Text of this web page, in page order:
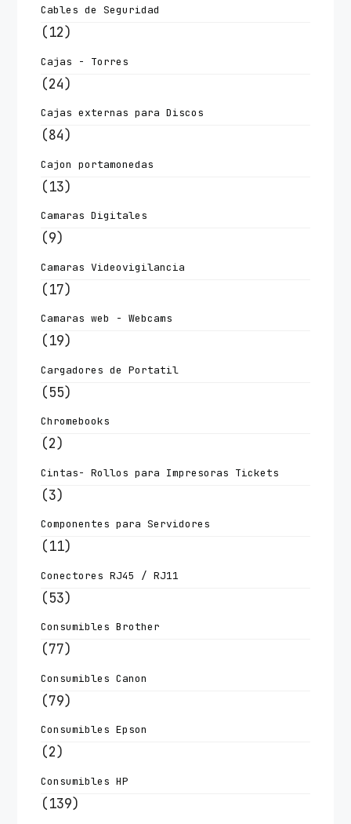
Cables de Seguridad
(12)
Cajas - Torres
(24)
Cajas externas para Discos
(84)
Cajon portamonedas
(13)
Camaras Digitales
(9)
Camaras Videovigilancia
(17)
Camaras web - Webcams
(19)
Cargadores de Portatil
(55)
Chromebooks
(2)
Cintas- Rollos para Impresoras Tickets
(3)
Componentes para Servidores
(11)
Conectores RJ45 / RJ11
(53)
Consumibles Brother
(77)
Consumibles Canon
(79)
Consumibles Epson
(2)
Consumibles HP
(139)